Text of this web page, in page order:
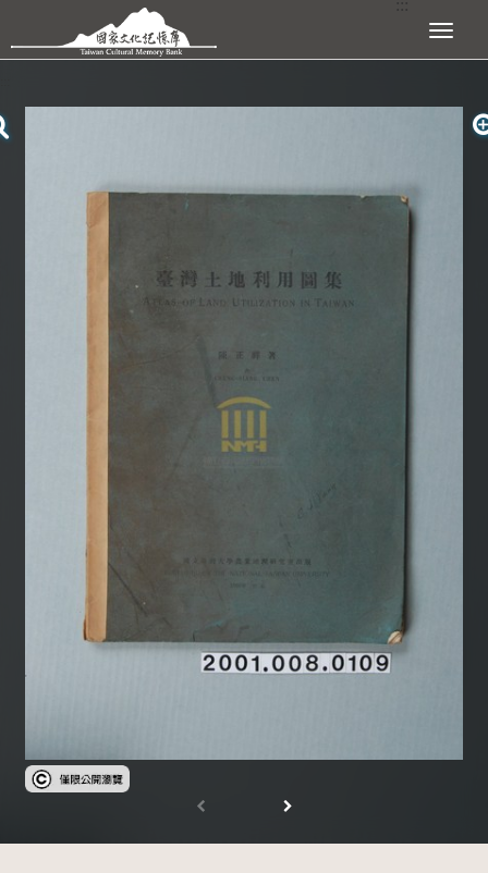
跳到主要內容區塊 展開選單
查
受著作權法保護-僅限於本平台有限度公開瀏覽